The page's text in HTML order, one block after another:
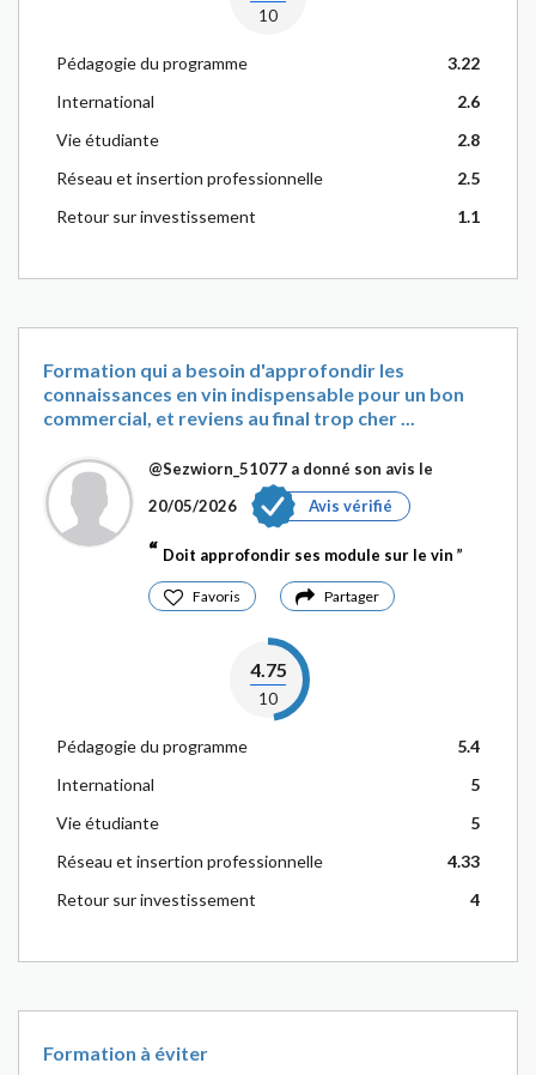
10
Pédagogie du programme
3.22
International
2.6
Vie étudiante
2.8
Réseau et insertion professionnelle
2.5
Retour sur investissement
1.1
Formation qui a besoin d'approfondir les
connaissances en vin indispensable pour un bon
commercial, et reviens au final trop cher ...
@Sezwiorn_51077 a donné son avis le
20/05/2026
Avis vérifié
Doit approfondir ses module sur le vin
Favoris Partager
4.75
10
Pédagogie du programme
5.4
International
5
Vie étudiante
5
Réseau et insertion professionnelle
4.33
Retour sur investissement
4
Formation à éviter